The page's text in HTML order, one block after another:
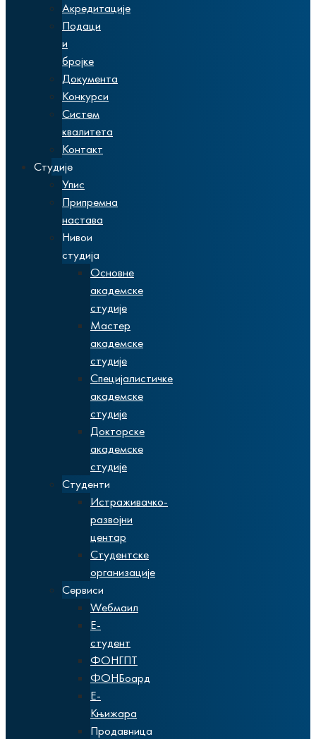
Акредитације
Подаци
и
бројке
Документа
Конкурси
Систем
квалитета
Контакт
Студије
Упис
Припремна
настава
Нивои
студија
Основне
академске
студије
Мастер
академске
студије
Специјалистичке
академске
студије
Докторске
академске
студије
Студенти
Истраживачко-
развојни
центар
Студентске
организације
Сервиси
Wебмаил
Е-
студент
ФОНГПТ
ФОНБоард
Е-
Књижара
Продавница